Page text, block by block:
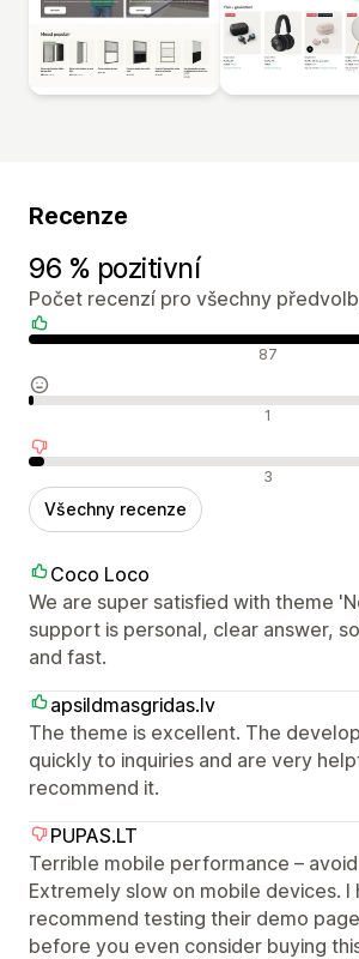
Recenze
96 % pozitivní
Počet recenzí pro všechny
Pozitivní recenze 87
Neutrální recenze 1
Negativní recenze 3
Všechny recenze
Coco Loco
We are super satisfied with theme
support is personal, clear answer,
and fast.
apsildmasgridas.lv
The theme is excellent. The
quickly to inquiries and are very
recommend it.
PUPAS.LT
Terrible mobile performance –
Extremely slow on mobile devices. I
recommend testing their demo
before you even consider buying